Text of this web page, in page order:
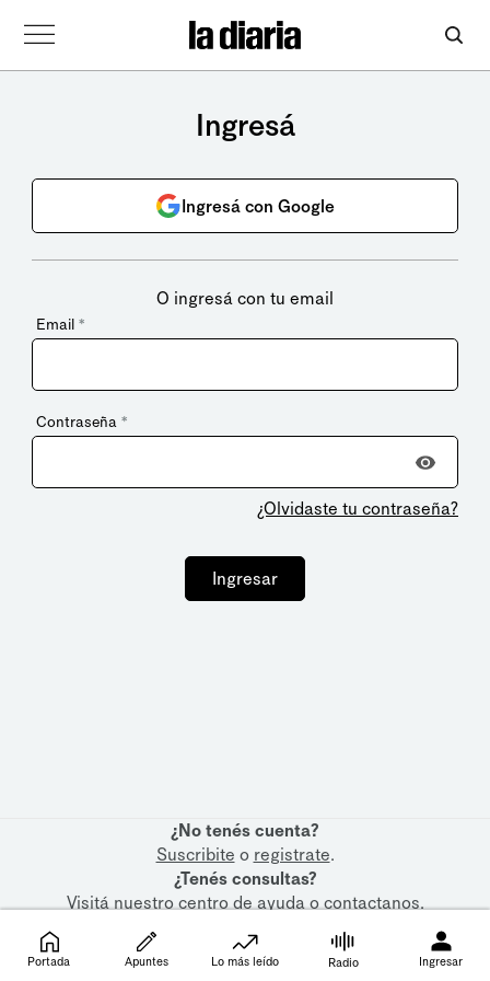
Ingresá
Ingresá con Google
O ingresá con tu email
Email *
Contraseña *
¿Olvidaste tu contraseña?
Ingresar
¿No tenés cuenta?
Suscribite o registrate.
¿Tenés consultas?
Visitá nuestrocentro de ayudaocontactanos.
Portada Apuntes Lo más leído Radio Ingresar